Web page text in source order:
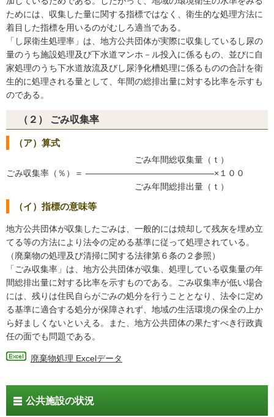
ためには、収集した量に関する指標ではなく、衛生的な処理方法に
着目した指標を用いるのがむしろ適当である。
「し尿衛生処理率」は、地方公共団体が実際に収集しているし尿の
量のうち施設処理及び下水道マンホ－ル投入に係るもの、並びに自
家処理のうち下水道放流及びし尿浄化槽処理に係るものの合計を衛
生的に処理される量として、年間の総排出量に対する比率を示すも
のである。
（２） ごみ収集率
（ア）算式
ごみ年間総収集量（ｔ）
ごみ収集率（％）＝ ―――――――――――――――×１００
ごみ年間総排出量（ｔ）
（イ）指標の意味等
地方公共団体が収集したごみは、一般的には焼却して残灰を埋め立
てる等の方法により法令の定める基準に従って処理されている。
（廃棄物の処理及び清掃に関する法律第６条の２参照）
「ごみ収集率」は、地方公共団体が収集、処理している収集量の年
間総排出量に対する比率を示すものである。ごみ収集率が低い場合
には、残りは住民自らがごみの処分を行うこととなり、法令に定め
る基準に適合する処分が保障されず、地域の生活環境の保全の上か
ら好ましくないといえる。また、地方公共団体の果たすべき行政責
任の面でも問題である。
廃棄物処理 Excelデータ
公共施設の状況